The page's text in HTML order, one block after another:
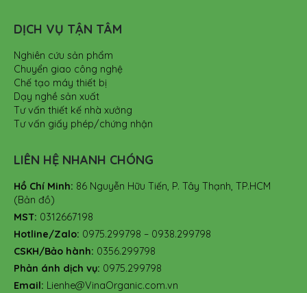
DỊCH VỤ TẬN TÂM
Nghiên cứu sản phẩm
Chuyển giao công nghệ
Chế tạo máy thiết bị
Dạy nghề sản xuất
Tư vấn thiết kế nhà xưởng
Tư vấn giấy phép/chứng nhận
LIÊN HỆ NHANH CHÓNG
Hồ Chí Minh: 86 Nguyễn Hữu Tiến, P. Tây Thạnh, TP.HCM
(Bản đồ)
MST: 0312667198
Hotline/Zalo: 0975.299798 – 0938.299798
CSKH/Bảo hành: 0356.299798
Phản ánh dịch vụ: 0975.299798
Email: Lienhe@VinaOrganic.com.vn